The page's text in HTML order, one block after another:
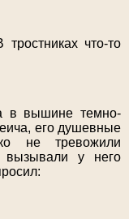
что-то
в вышине темно-
его душевные
не тревожили
вызывали у него